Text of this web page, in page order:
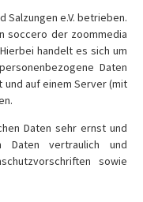
Salzungen e.V. betrieben.
soccero der zoommedia
handelt es sich um
Daten
auf einem Server (mit
Daten sehr ernst und
Daten vertraulich und
sowie